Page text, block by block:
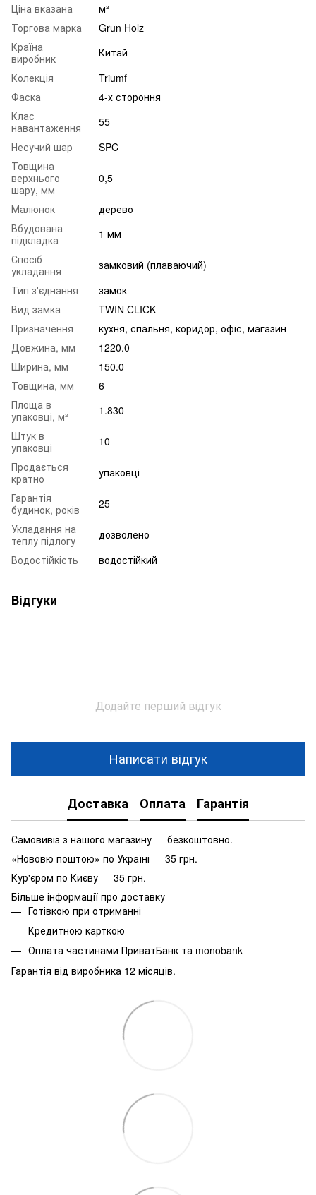
Ціна вказана
м²
Торгова марка
Grun Holz
Країна
виробник
Китай
Колекція
Triumf
Фаска
4-х стороння
Клас
навантаження
55
Несучий шар
SPC
Товщина
верхнього
шару, мм
0,5
Малюнок
дерево
Вбудована
підкладка
1 мм
Спосіб
укладання
замковий (плаваючий)
Тип з'єднання
замок
Вид замка
TWIN CLICK
Призначення
кухня, спальня, коридор, офіс, магазин
Довжина, мм
1220.0
Ширина, мм
150.0
Товщина, мм
6
Площа в
упаковці, м²
1.830
Штук в
упаковці
10
Продається
кратно
упаковці
Гарантія
будинок, років
25
Укладання на
теплу підлогу
дозволено
Водостійкість
водостійкий
Відгуки
Додайте перший відгук
Написати відгук
Доставка Оплата Гарантія
Самовивіз з нашого магазину — безкоштовно.
«Нововю поштою» по Україні — 35 грн.
Кур'єром по Києву — 35 грн.
Більше інформації про доставку
Готівкою при отриманні
Кредитною карткою
Оплата частинами ПриватБанк та monobank
Гарантія від виробника 12 місяців.